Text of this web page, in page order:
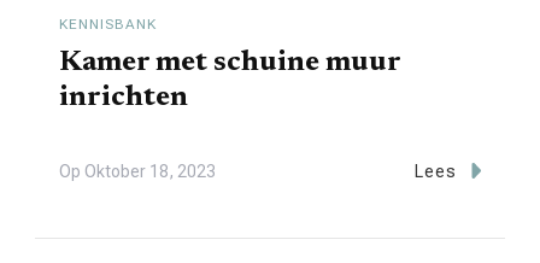
KENNISBANK
Kamer met schuine muur
inrichten
Op Oktober 18, 2023 Lees